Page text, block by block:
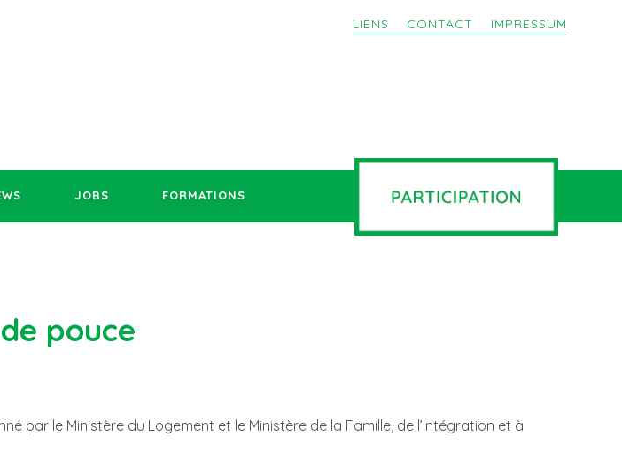
LIENS CONTACT IMPRESSUM
JOBS FORMATIONS
pouce
par le Ministère du Logement et le Ministère de la Famille, de l’Intégration et à